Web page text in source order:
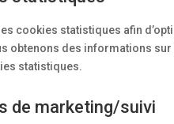
cookies statistiques afin
obtenons des informations
statistiques.
de marketing/suivi